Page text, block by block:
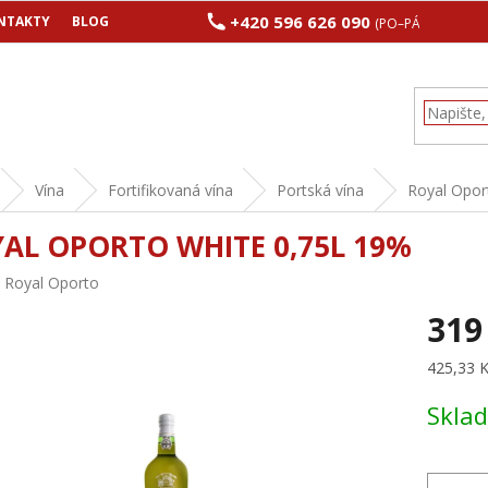
BLOG +420 596 626 090 (PO–PÁ 8:00–17:00)
Vína Fortifikovaná vína Portská vína Royal
OPORTO WHITE 0,75L 19%
Royal Oporto
Měrná
425,33